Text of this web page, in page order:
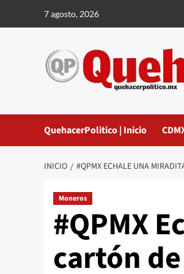
7 agosto, 2026
QuehacerPolitico | Inicio
INICIO #QPMX ECHALE UNA
Moneros
#QPMX
cartón